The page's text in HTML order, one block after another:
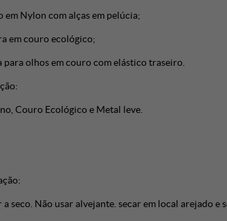
em Nylon com alças em pelúcia;
em couro ecológico;
para olhos em couro com elástico traseiro.
Couro Ecológico e Metal leve.
seco. Não usar alvejante. secar em local arejado e